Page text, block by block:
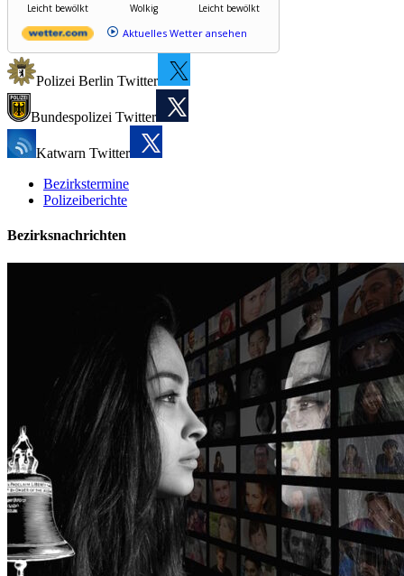
Leicht bewölkt
Wolkig
Leicht bewölkt
Aktuelles Wetter ansehen
Polizei Berlin Twitter
Bundespolizei Twitter
Katwarn Twitter
Bezirkstermine
Polizeiberichte
Bezirksnachrichten